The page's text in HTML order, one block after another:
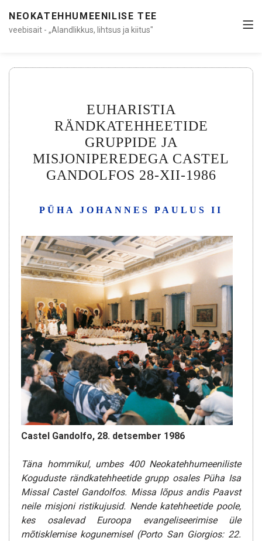
NEOKATEHHUMEENILISE TEE
veebisait - „Alandlikkus, lihtsus ja kiitus"
EUHARISTIA
RÄNDKATEHHEETIDE
GRUPPIDE JA
MISJONIPEREDEGA CASTEL
GANDOLFOS 28-XII-1986
PÜHA JOHANNES PAULUS II
Castel Gandolfo, 28. detsember 1986
Täna hommikul, umbes 400 Neokatehhumeeniliste
Koguduste rändkatehheetide grupp osales Püha Isa
Missal Castel Gandolfos. Missa lõpus andis Paavst
neile misjoni ristikujusid. Nende katehheetide poole,
kes osalevad Euroopa evangeliseerimise üle
mõtisklemise kogunemisel (Porto San Giorgios: 22.